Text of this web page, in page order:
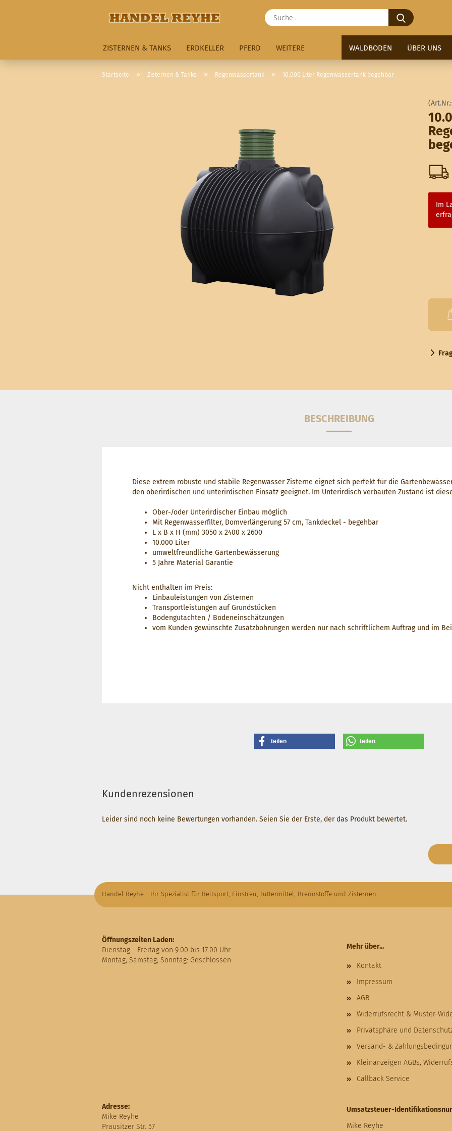
Suche...
ZISTERNEN & TANKS ERDKELLER PFERD WALDBODEN ÜBER UNS
WEITERE
Startseite » Zisternen & Tanks » Regenwassertank » 10.000 Liter Regenwassertank begehbar
(Art.Nr.:
Im
BESCHREIBUNG
Diese extrem robuste und stabile Regenwasser Zisterne eignet sich perfekt für die
den oberirdischen und unterirdischen Einsatz geeignet. Im Unterirdisch verbauten Zustand ist
Ober-/oder Unterirdischer Einbau möglich
Mit Regenwasserfilter, Domverlängerung 57 cm, Tankdeckel - begehbar
L x B x H (mm) 3050 x 2400 x 2600
10.000 Liter
umweltfreundliche Gartenbewässerung
5 Jahre Material Garantie
Nicht enthalten im Preis:
Einbauleistungen von Zisternen
Transportleistungen auf Grundstücken
Bodengutachten / Bodeneinschätzungen
vom Kunden gewünschte Zusatzbohrungen werden nur nach schriftlichem Auftrag und im
teilen teilen
Kundenrezensionen
Leider sind noch keine Bewertungen vorhanden. Seien Sie der Erste, der das Produkt bewertet.
Handel Reyhe - Ihr Spezialist für Reitsport, Einstreu, Futtermittel, Brennstoffe und Zisternen.
Öffnungszeiten Laden:
Dienstag - Freitag von 9.00 bis 17.00 Uhr
Montag, Samstag, Sonntag: Geschlossen
Mehr über...
Kontakt
Impressum
AGB
Widerrufsrecht & Muster-
Privatsphäre und
Versand- &
Kleinanzeigen AGBs,
Callback Service
Adresse:
Mike Reyhe
Prausitzer Str. 57
Umsatzsteuer-
Mike Reyhe